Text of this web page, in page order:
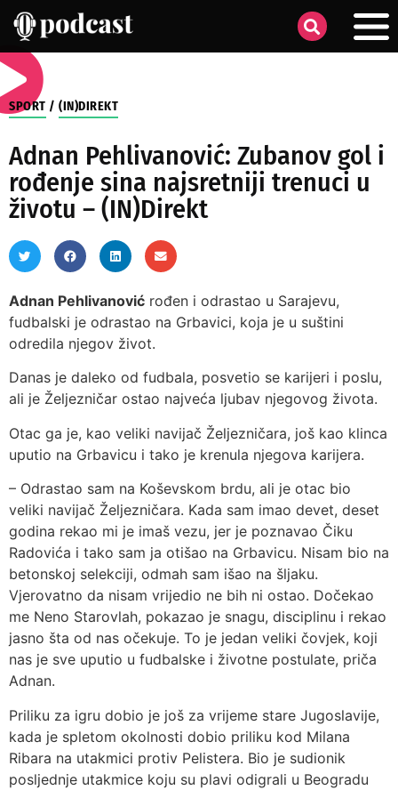
SPORT / (IN)DIREKT
Adnan Pehlivanović: Zubanov gol i
rođenje sina najsretniji trenuci u
životu – (IN)Direkt
Adnan Pehlivanović rođen i odrastao u Sarajevu,
fudbalski je odrastao na Grbavici, koja je u suštini
odredila njegov život.
Danas je daleko od fudbala, posvetio se karijeri i poslu,
ali je Željezničar ostao najveća ljubav njegovog života.
Otac ga je, kao veliki navijač Željezničara, još kao klinca
uputio na Grbavicu i tako je krenula njegova karijera.
– Odrastao sam na Koševskom brdu, ali je otac bio
veliki navijač Željezničara. Kada sam imao devet, deset
godina rekao mi je imaš vezu, jer je poznavao Čiku
Radovića i tako sam ja otišao na Grbavicu. Nisam bio na
betonskoj selekciji, odmah sam išao na šljaku.
Vjerovatno da nisam vrijedio ne bih ni ostao. Dočekao
me Neno Starovlah, pokazao je snagu, disciplinu i rekao
jasno šta od nas očekuje. To je jedan veliki čovjek, koji
nas je sve uputio u fudbalske i životne postulate, priča
Adnan.
Priliku za igru dobio je još za vrijeme stare Jugoslavije,
kada je spletom okolnosti dobio priliku kod Milana
Ribara na utakmici protiv Pelistera. Bio je sudionik
posljednje utakmice koju su plavi odigrali u Beogradu